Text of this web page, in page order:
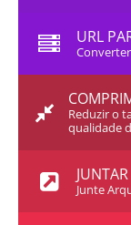
URL
Reduzir o
qualidade
JUNTAR
Junte